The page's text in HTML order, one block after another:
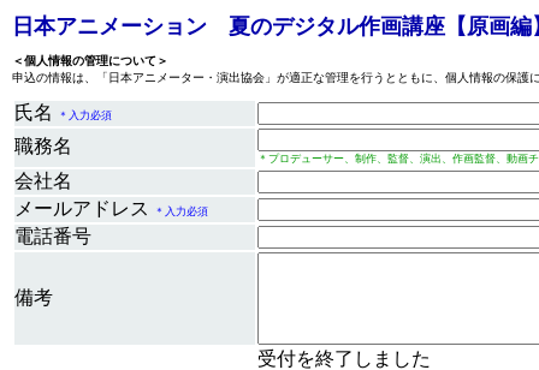
日本アニメーション 夏のデジタル作画講座 【原画編
＜個人情報の管理について＞
申込の情報は、「日本アニメーター・演出協会」が適正な管理を行うとともに、個人情報の保護
氏名 ＊入力必須
職務名
＊プロデューサー、制作、監督、演出、作画監督、動画
会社名
メールアドレス
＊入力必須
電話番号
備考
受付を終了しました